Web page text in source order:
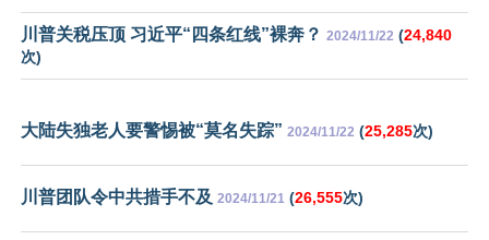
川普关税压顶 习近平“四条红线”裸奔？ 2024/11/22 (24,840
次)
大陆失独老人要警惕被“莫名失踪” 2024/11/22 (25,285次)
川普团队令中共措手不及 2024/11/21 (26,555次)